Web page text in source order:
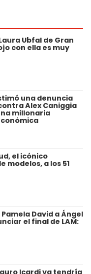
Ubfal de Gran
con ella es muy
una denuncia
Alex Caniggia
millonaria
el icónico
modelos, a los 51
David a Ángel
el final de LAM: